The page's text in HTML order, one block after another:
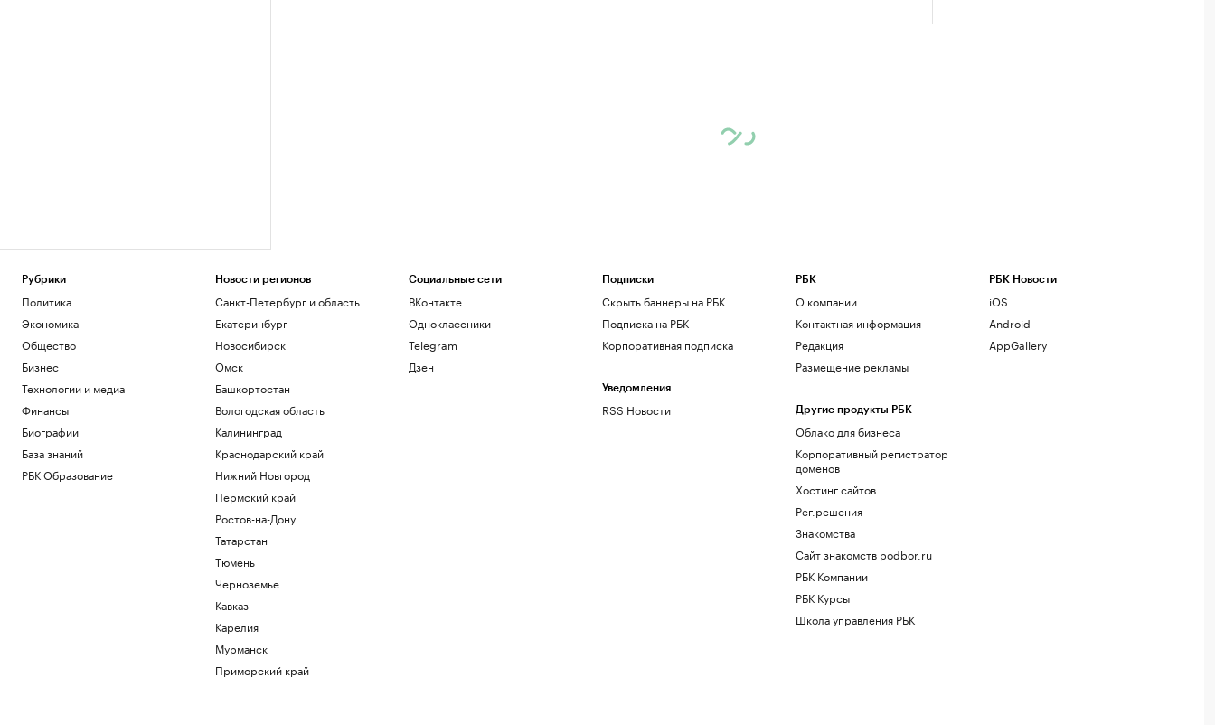
Рубрики
Политика
Экономика
Общество
Бизнес
Технологии и медиа
Финансы
Биографии
База знаний
РБК Образование
Новости регионов
Санкт-Петербург и область
Екатеринбург
Новосибирск
Омск
Башкортостан
Вологодская область
Калининград
Краснодарский край
Нижний Новгород
Пермский край
Ростов-на-Дону
Татарстан
Тюмень
Черноземье
Кавказ
Карелия
Мурманск
Приморский край
Социальные сети
ВКонтакте
Одноклассники
Telegram
Дзен
Подписки
Скрыть баннеры на РБК
Подписка на РБК
Корпоративная подписка
Уведомления
RSS Новости
РБК
О компании
Контактная информация
Редакция
Размещение рекламы
Другие продукты РБК
Облако для бизнеса
Корпоративный регистратор
доменов
Хостинг сайтов
Рег.решения
Знакомства
Сайт знакомств podbor.ru
РБК Компании
РБК Курсы
Школа управления РБК
РБК Новости
iOS
Android
AppGallery